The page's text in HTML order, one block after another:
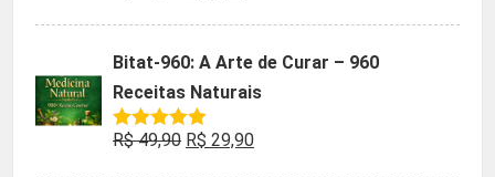
de
era:
R$ 85,90.
é:
R$ 9,90.
Bitat-960: A Arte de Curar – 960
Receitas Naturais
Avaliação
R$49,90 O
R$ 29,90O